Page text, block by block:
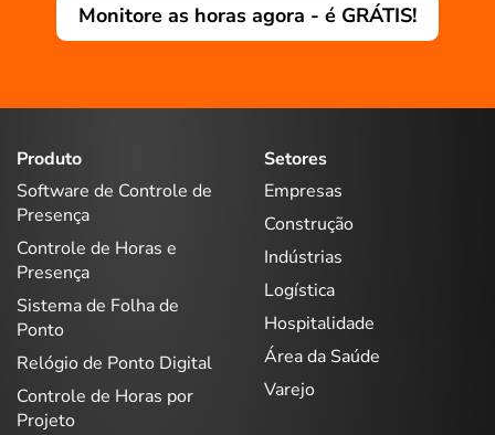
Monitore as horas agora - é GRÁTIS!
Produto
Software de Controle de
Presença
Controle de Horas e
Presença
Sistema de Folha de
Ponto
Relógio de Ponto Digital
Controle de Horas por
Projeto
Setores
Empresas
Construção
Indústrias
Logística
Hospitalidade
Área da Saúde
Varejo